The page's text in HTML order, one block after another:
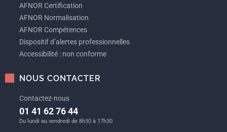
AFNOR Certification
AFNOR Normalisation
AFNOR Compétences
Dispositif d’alertes professionnelles
Accessibilité : non conforme
NOUS CONTACTER
Contactez-nous
01 41 62 76 44
Du lundi au vendredi de 8h30 à 17h30